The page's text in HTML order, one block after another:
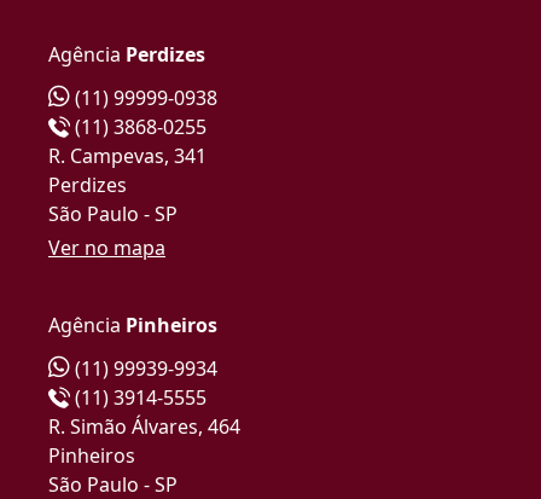
Agência Perdizes
(11) 99999-0938
(11) 3868-0255
R. Campevas, 341
Perdizes
São Paulo - SP
Ver no mapa
Agência Pinheiros
(11) 99939-9934
(11) 3914-5555
R. Simão Álvares, 464
Pinheiros
São Paulo - SP